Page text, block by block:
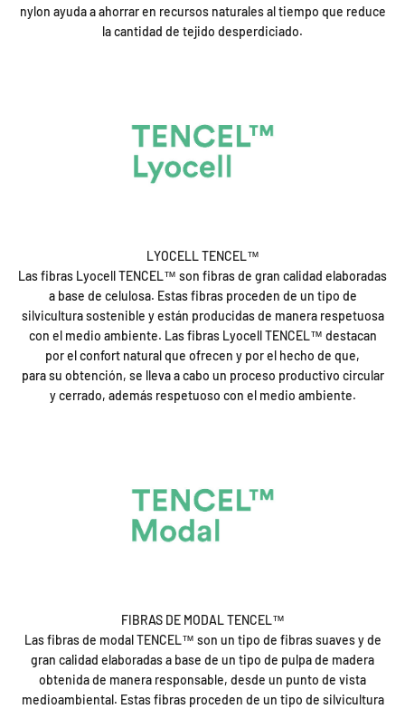
nylon ayuda a ahorrar en recursos naturales al tiempo que reduce
la cantidad de tejido desperdiciado.
LYOCELL TENCEL™
Las fibras Lyocell TENCEL™ son fibras de gran calidad elaboradas
a base de celulosa. Estas fibras proceden de un tipo de
silvicultura sostenible y están producidas de manera respetuosa
con el medio ambiente. Las fibras Lyocell TENCEL™ destacan
por el confort natural que ofrecen y por el hecho de que,
para su obtención, se lleva a cabo un proceso productivo circular
y cerrado, además respetuoso con el medio ambiente.
FIBRAS DE MODAL TENCEL™
Las fibras de modal TENCEL™ son un tipo de fibras suaves y de
gran calidad elaboradas a base de un tipo de pulpa de madera
obtenida de manera responsable, desde un punto de vista
medioambiental. Estas fibras proceden de un tipo de silvicultura